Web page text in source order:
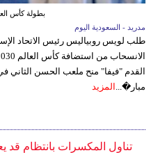
بطولة كأس
مدريد - السعودية اليوم
طلب لويس روبياليس رئيس الاتحاد
القدم "فيفا" منح ملعب الحسن الثاني
مبار�...
المزيد
تناول المكسرات بانتظام